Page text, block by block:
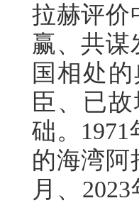
拉赫评价
赢、共谋
国相处
臣、已
础。
的海湾阿
月、